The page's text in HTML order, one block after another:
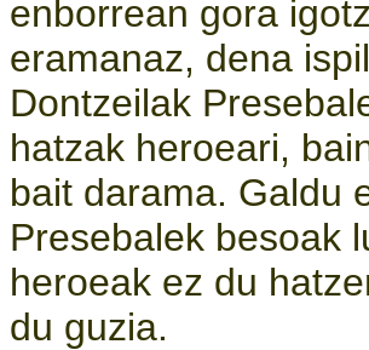
enborrean gora
eramanaz, dena
Dontzeilak
hatzak heroeari,
bait darama. Galdu
Presebalek besoak
heroeak ez du
du guzia.